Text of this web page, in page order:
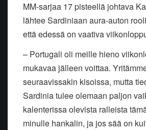
MM-sarjaa 17 pisteellä johtava
lähtee Sardiniaan aura-auton
että edessä on vaativa
– Portugali oli meille hieno
mukavaa jälleen voittaa.
seuraavissakin kisoissa, mutta
Sardinia tulee olemaan paljon
kalenterissa olevista ralleista
minulle hankalin, ja jos sää on